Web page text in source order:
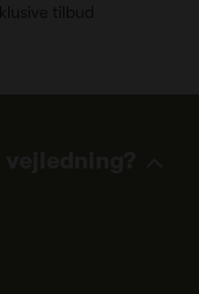
tilbud